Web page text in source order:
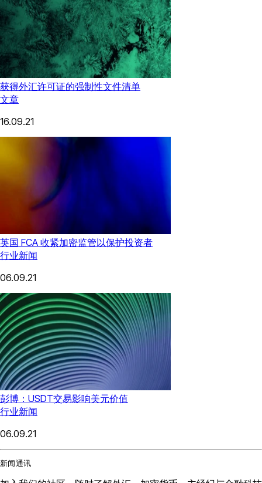
获得外汇许可证的强制性文件清单
文章
16.09.21
英国 FCA 收紧加密监管以保护投资者
行业新闻
06.09.21
彭博：USDT交易影响美元价值
行业新闻
06.09.21
新闻通讯